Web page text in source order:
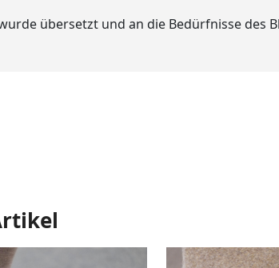
übersetzt und an die Bedürfnisse des